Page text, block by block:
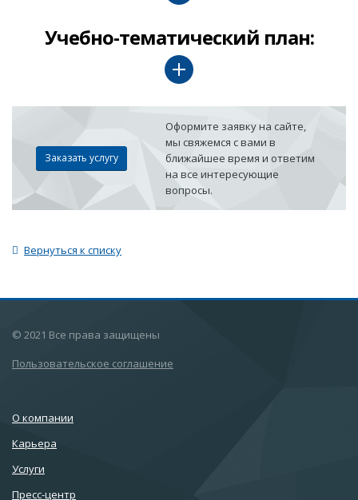
Учебно-тематический план:
Заказать услугу
Оформите заявку на сайте,
мы свяжемся с вами в
ближайшее время и ответим
на все интересующие
вопросы.
Вернуться к списку
© 2021 Все права защищены
Пользовательское соглашение
О компании
Карьера
Услуги
Пресс-центр